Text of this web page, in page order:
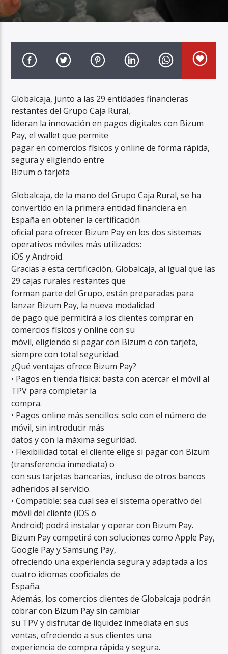
Radio Marca AB
Globalcaja, junto a las 29 entidades financieras
restantes del Grupo Caja Rural,
lideran la innovación en pagos digitales con Bizum
Pay, el wallet que permite
pagar en comercios físicos y online de forma rápida,
segura y eligiendo entre
Bizum o tarjeta
Globalcaja, de la mano del Grupo Caja Rural, se ha
convertido en la primera entidad financiera en
España en obtener la certificación
oficial para ofrecer Bizum Pay en los dos sistemas
operativos móviles más utilizados:
iOS y Android.
Gracias a esta certificación, Globalcaja, al igual que las
29 cajas rurales restantes que
forman parte del Grupo, están preparadas para
lanzar Bizum Pay, la nueva modalidad
de pago que permitirá a los clientes comprar en
comercios físicos y online con su
móvil, eligiendo si pagar con Bizum o con tarjeta,
siempre con total seguridad.
¿Qué ventajas ofrece Bizum Pay?
• Pagos en tienda física: basta con acercar el móvil al
TPV para completar la
compra.
• Pagos online más sencillos: solo con el número de
móvil, sin introducir más
datos y con la máxima seguridad.
• Flexibilidad total: el cliente elige si pagar con Bizum
(transferencia inmediata) o
con sus tarjetas bancarias, incluso de otros bancos
adheridos al servicio.
• Compatible: sea cual sea el sistema operativo del
móvil del cliente (iOS o
Android) podrá instalar y operar con Bizum Pay.
Bizum Pay competirá con soluciones como Apple Pay,
Google Pay y Samsung Pay,
ofreciendo una experiencia segura y adaptada a los
cuatro idiomas cooficiales de
España.
Además, los comercios clientes de Globalcaja podrán
cobrar con Bizum Pay sin cambiar
su TPV y disfrutar de liquidez inmediata en sus
ventas, ofreciendo a sus clientes una
experiencia de compra rápida y segura.